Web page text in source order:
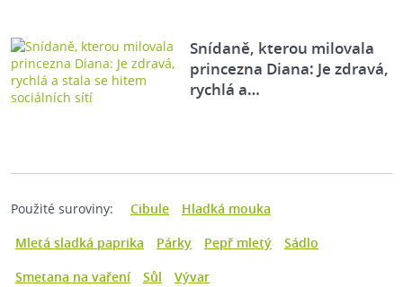
Snídaně, kterou milovala
princezna Diana: Je zdravá,
rychlá a…
Použité suroviny: Cibule
Hladká mouka
Mletá sladká paprika
Párky Pepř mletý
Sádlo
Smetana na vaření
Sůl Vývar